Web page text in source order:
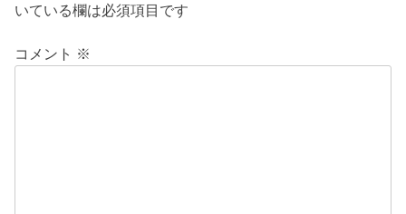
ゲ
ー
いている欄は必須項目です
コメント ※